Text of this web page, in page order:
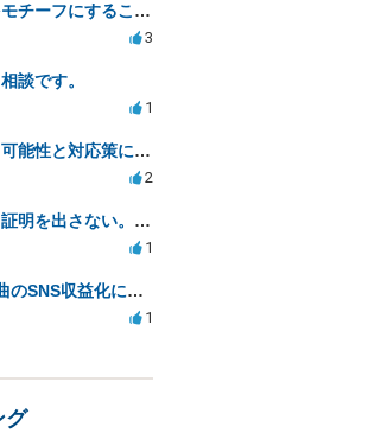
ゲーム制作で昔話をモチーフにすることは著作権的にセーフかどうか
3
談です。
1
法的措置を取られる可能性と対応策についての相談
2
制作者がライセンス証明を出さない。逃げられないように、今すぐ法的に何をすべきか
1
Sunoで作成した楽曲のSNS収益化における法的問題は？
1
グ